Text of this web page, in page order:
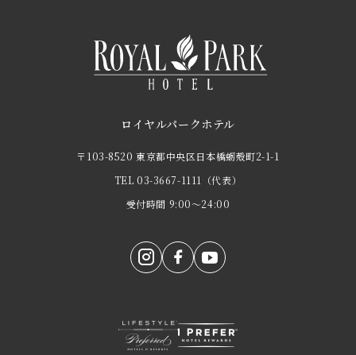
ロイヤルパークホテル
〒103-8520 東京都中央区日本橋蛎殻町2-1-1
TEL 03-3667-1111
（代表）
受付時間 9:00～24:00